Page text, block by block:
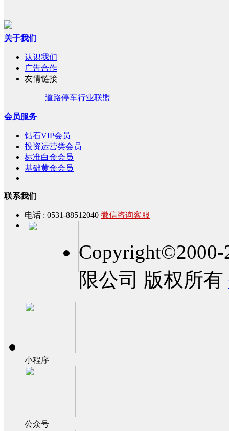
关于我们
认识我们
广告合作
友情链接
道路停车行业联盟
会员服务
钻石VIP会员
投资运营类会员
标准白金会员
基础黄金会员
联系我们
电话 : 0531-88512040 微信咨询客服
限公司 版权所有
小程序
公众号